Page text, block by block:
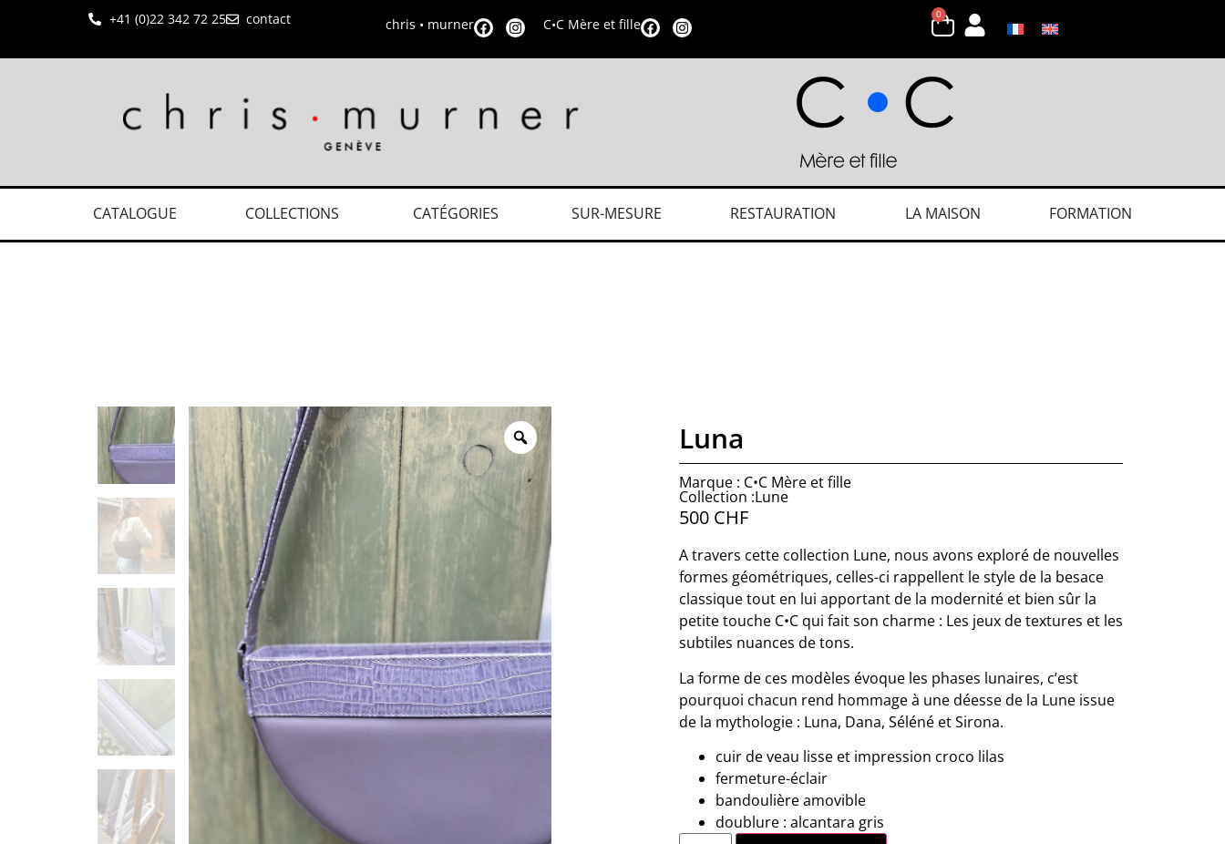
+41 (0)22 342 72 25 contact chris • murner C•C Mère et fille
0
CATALOGUE COLLECTIONS CATÉGORIES SUR-MESURE RESTAURATION LA MAISON FORMATION
Luna
Marque : C•C Mère et fille
Collection :Lune
500 CHF
A travers cette collection Lune, nous avons exploré de nouvelles
formes géométriques, celles-ci rappellent le style de la besace
classique tout en lui apportant de la modernité et bien sûr la
petite touche C•C qui fait son charme : Les jeux de textures et les
subtiles nuances de tons.
La forme de ces modèles évoque les phases lunaires, c’est
pourquoi chacun rend hommage à une déesse de la Lune issue
de la mythologie : Luna, Dana, Séléné et Sirona.
cuir de veau lisse et impression croco lilas
fermeture-éclair
bandoulière amovible
doublure : alcantara gris